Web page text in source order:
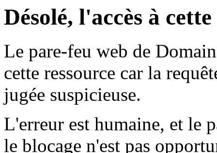
Désolé, l'accès à
Le pare-feu web de
cette ressource car la
jugée suspicieuse.
L'erreur est humaine, et le
le blocage n'est pas